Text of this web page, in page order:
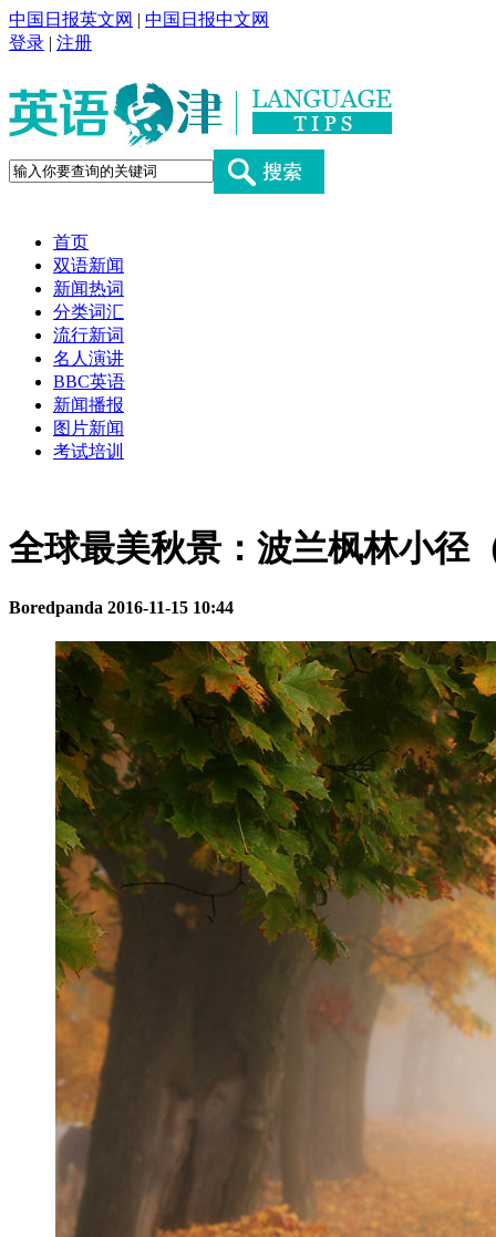
中国日报英文网 | 中国日报中文网
登录 | 注册
首页
双语新闻
新闻热词
分类词汇
流行新词
名人演讲
BBC英语
新闻播报
图片新闻
考试培训
全球最美秋景：波兰枫林小径
Boredpanda 2016-11-15 10:44